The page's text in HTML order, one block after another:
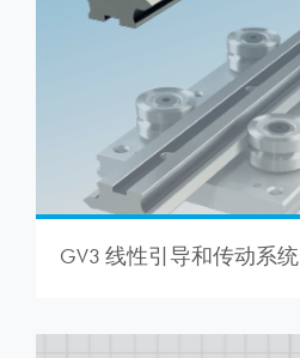
GV3 线性引导和传动系统